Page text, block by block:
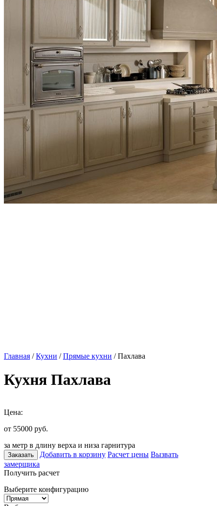
Главная /Кухни /Прямые кухни / Пахлава
Кухня Пахлава
Цена:
от 55000 руб.
за метр в длину верха и низа гарнитура
Заказать Добавить в корзину Расчет цены Вызвать
замерщика
Получить расчет
Выберите конфигурацию